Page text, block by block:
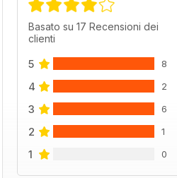
Basato su 17 Recensioni dei
clienti
5 8
4 2
3 6
2 1
1 0